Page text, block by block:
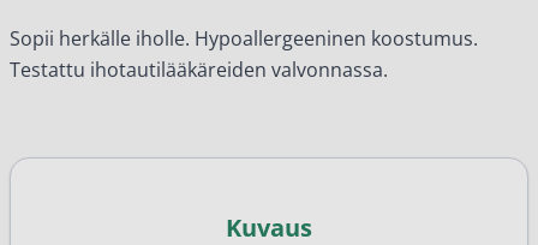
Sopii herkälle iholle. Hypoallergeeninen koostumus.
Testattu ihotautilääkäreiden valvonnassa.
Kuvaus